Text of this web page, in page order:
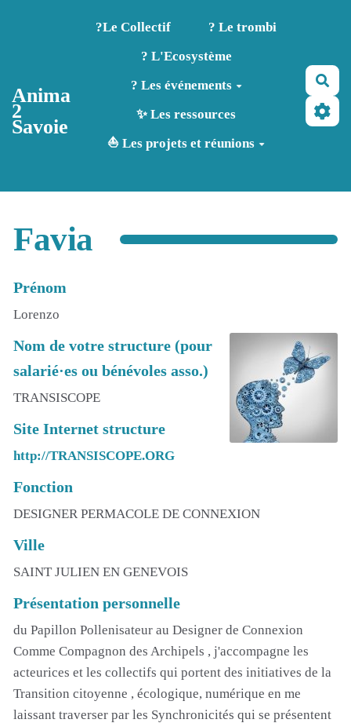
Aller au contenu principal
Anima
2
Savoie
?️Le Collectif
? Le trombi
? L'Ecosystème
? Les événements
✨ Les ressources
⛵ Les projets et réunions
Favia
Prénom
Lorenzo
Nom de votre structure (pour
salarié·es ou bénévoles asso.)
TRANSISCOPE
Site Internet structure
http://TRANSISCOPE.ORG
Fonction
DESIGNER PERMACOLE DE CONNEXION
Ville
SAINT JULIEN EN GENEVOIS
Présentation personnelle
du Papillon Pollenisateur au Designer de Connexion
Comme Compagnon des Archipels , j'accompagne les
acteurices et les collectifs qui portent des initiatives de la
Transition citoyenne , écologique, numérique en me
laissant traverser par les Synchronicités qui se présentent